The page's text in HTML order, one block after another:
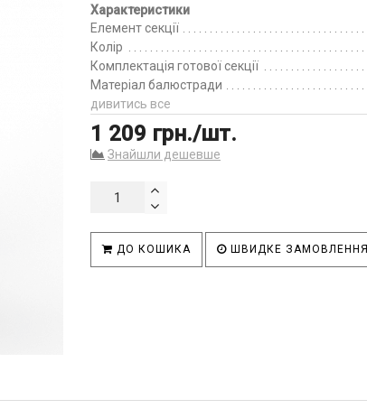
Характеристики
Елемент секції
Колір
Комплектація готової секції
Матеріал балюстради
дивитись все
1 209 грн./шт.
Знайшли дешевше
ДО КОШИКА ШВИДКЕ ЗАМОВЛЕННЯ